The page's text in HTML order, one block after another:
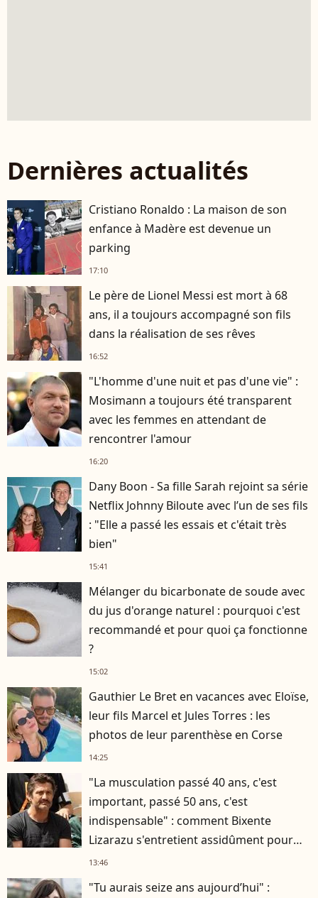
Dernières actualités
Cristiano Ronaldo : La maison de son
enfance à Madère est devenue un
parking
17:10
Le père de Lionel Messi est mort à 68
ans, il a toujours accompagné son fils
dans la réalisation de ses rêves
16:52
"L'homme d'une nuit et pas d'une vie" :
Mosimann a toujours été transparent
avec les femmes en attendant de
rencontrer l'amour
16:20
Dany Boon - Sa fille Sarah rejoint sa série
Netflix Johnny Biloute avec l’un de ses fils
: "Elle a passé les essais et c'était très
bien"
15:41
Mélanger du bicarbonate de soude avec
du jus d'orange naturel : pourquoi c'est
recommandé et pour quoi ça fonctionne
?
15:02
Gauthier Le Bret en vacances avec Eloïse,
leur fils Marcel et Jules Torres : les
photos de leur parenthèse en Corse
14:25
"La musculation passé 40 ans, c'est
important, passé 50 ans, c'est
indispensable" : comment Bixente
Lizarazu s'entretient assidûment pour
rester musclé à 56 ans ?
13:46
"Tu aurais seize ans aujourd’hui" :